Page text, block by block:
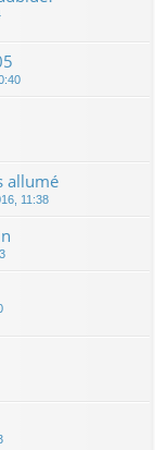
allumé
11:38